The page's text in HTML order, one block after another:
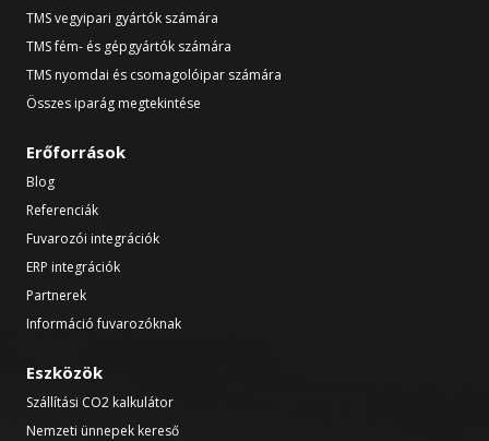
TMS vegyipari gyártók számára
TMS fém- és gépgyártók számára
TMS nyomdai és csomagolóipar számára
Összes iparág megtekintése
Erőforrások
Blog
Referenciák
Fuvarozói integrációk
ERP integrációk
Partnerek
Információ fuvarozóknak
Eszközök
Szállítási CO2 kalkulátor
Nemzeti ünnepek kereső